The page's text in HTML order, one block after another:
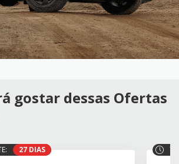
gostar dessas Ofertas
27 DIAS